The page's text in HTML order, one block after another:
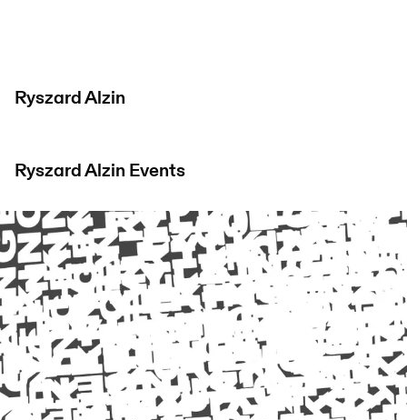
Ryszard Alzin
Ryszard Alzin Events